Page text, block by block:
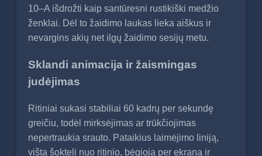
10–A išdrožti kaip santūresni rustikiški medžio
ženklai. Dėl to žaidimo laukas lieka aiškus ir
nevargins akių net ilgų žaidimo sesijų metu.
Sklandi animacija ir žaismingas
judėjimas
Ritiniai sukasi stabiliai 60 kadrų per sekundę
greičiu, todėl mirksėjimas ar trūkčiojimas
nepertraukia srauto. Pataikius laimėjimo liniją,
višta šokteli nuo ritinio, bėgioja per ekraną ir